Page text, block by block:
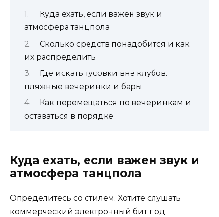
Куда ехать, если важен звук и
атмосфера танцпола
Сколько средств понадобится и как
их распределить
Где искать тусовки вне клубов:
пляжные вечеринки и бары
Как перемещаться по вечеринкам и
оставаться в порядке
Куда ехать, если важен звук и
атмосфера танцпола
Определитесь со стилем. Хотите слушать
коммерческий электронный бит под